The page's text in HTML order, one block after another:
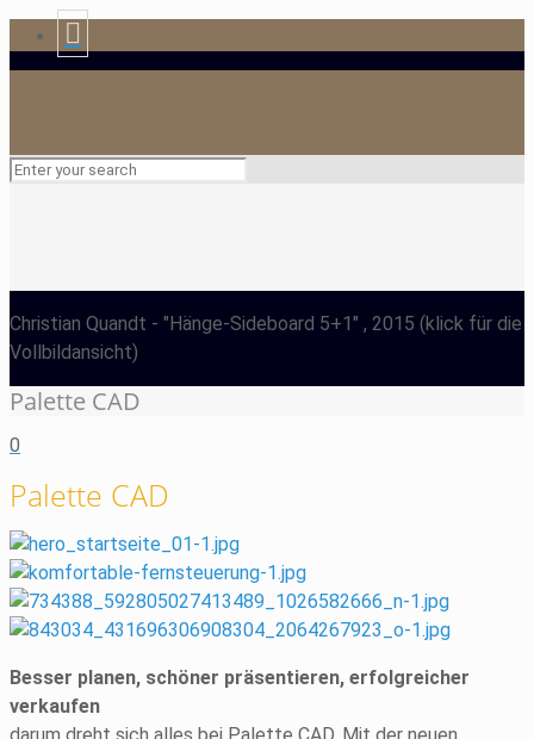
Christian Quandt - "Hänge-Sideboard 5+1" , 2015 (klick für die
Vollbildansicht)
Palette CAD
0
Palette CAD
Besser planen, schöner präsentieren, erfolgreicher
verkaufen